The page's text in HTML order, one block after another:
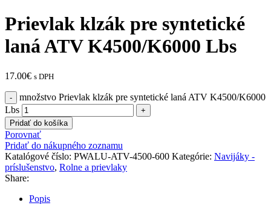
Prievlak klzák pre syntetické
laná ATV K4500/K6000 Lbs
17.00€ s DPH
množstvo Prievlak klzák pre syntetické laná ATV K4500/K6000
Lbs
Pridať do košíka
Porovnať
Pridať do nákupného zoznamu
Katalógové číslo: PWALU-ATV-4500-600 Kategórie: Navijáky -
príslušenstvo, Rolne a prievlaky
Share:
Popis